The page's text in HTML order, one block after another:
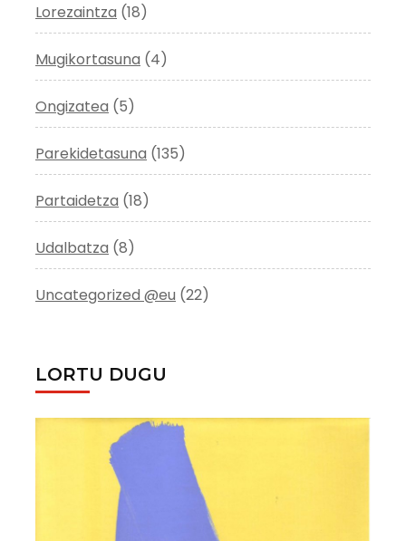
Lorezaintza (18)
Mugikortasuna (4)
Ongizatea (5)
Parekidetasuna (135)
Partaidetza (18)
Udalbatza (8)
Uncategorized @eu (22)
LORTU DUGU